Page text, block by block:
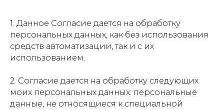
1. Данное Согласие дается на обработку
персональных данных, как без использования
средств автоматизации, так и с их
использованием.
2. Согласие дается на обработку следующих
моих персональных данных: персональные
данные, не относящиеся к специальной